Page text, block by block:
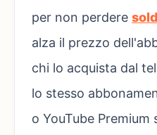
per non perdere
alza il prezzo
chi lo acquista dal
lo stesso
o YouTube Premium